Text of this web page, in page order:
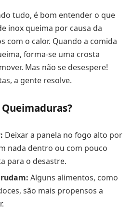
tudo, é bom entender o que
inox queima por causa da
com o calor. Quando a comida
forma-se uma crosta
Mas não se desespere!
a gente resolve.
Queimaduras?
Deixar a panela no fogo alto por
nada dentro ou com pouco
para o desastre.
Alguns alimentos, como
são mais propensos a